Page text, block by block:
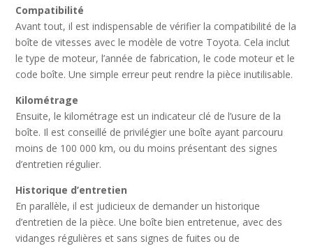
Compatibilité
Avant tout, il est indispensable de vérifier la compatibilité de la
boîte de vitesses avec le modèle de votre Toyota. Cela inclut
le type de moteur, l’année de fabrication, le code moteur et le
code boîte. Une simple erreur peut rendre la pièce inutilisable.
Kilométrage
Ensuite, le kilométrage est un indicateur clé de l’usure de la
boîte. Il est conseillé de privilégier une boîte ayant parcouru
moins de 100 000 km, ou du moins présentant des signes
d’entretien régulier.
Historique d’entretien
En parallèle, il est judicieux de demander un historique
d’entretien de la pièce. Une boîte bien entretenue, avec des
vidanges régulières et sans signes de fuites ou de